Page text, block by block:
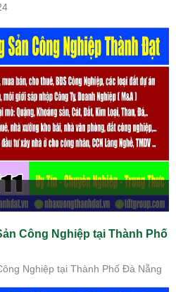
Công Nghiệp tại Thành Phố
Nghiệp tại Thành Phố Đà Nẵng